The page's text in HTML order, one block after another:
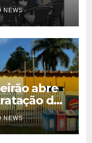
o
NEWS
abre
de
NEWS